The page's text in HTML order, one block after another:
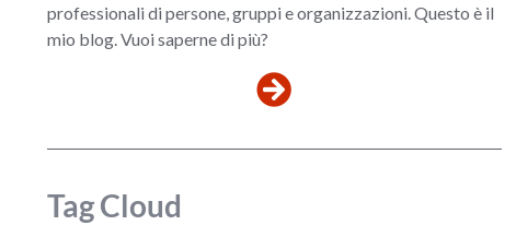
professionali di persone, gruppi e organizzazioni. Questo è il
mio blog. Vuoi saperne di più?
Tag Cloud